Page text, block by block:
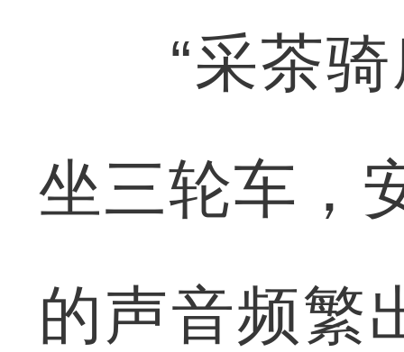
“采茶骑
坐三轮车，
的声音频繁